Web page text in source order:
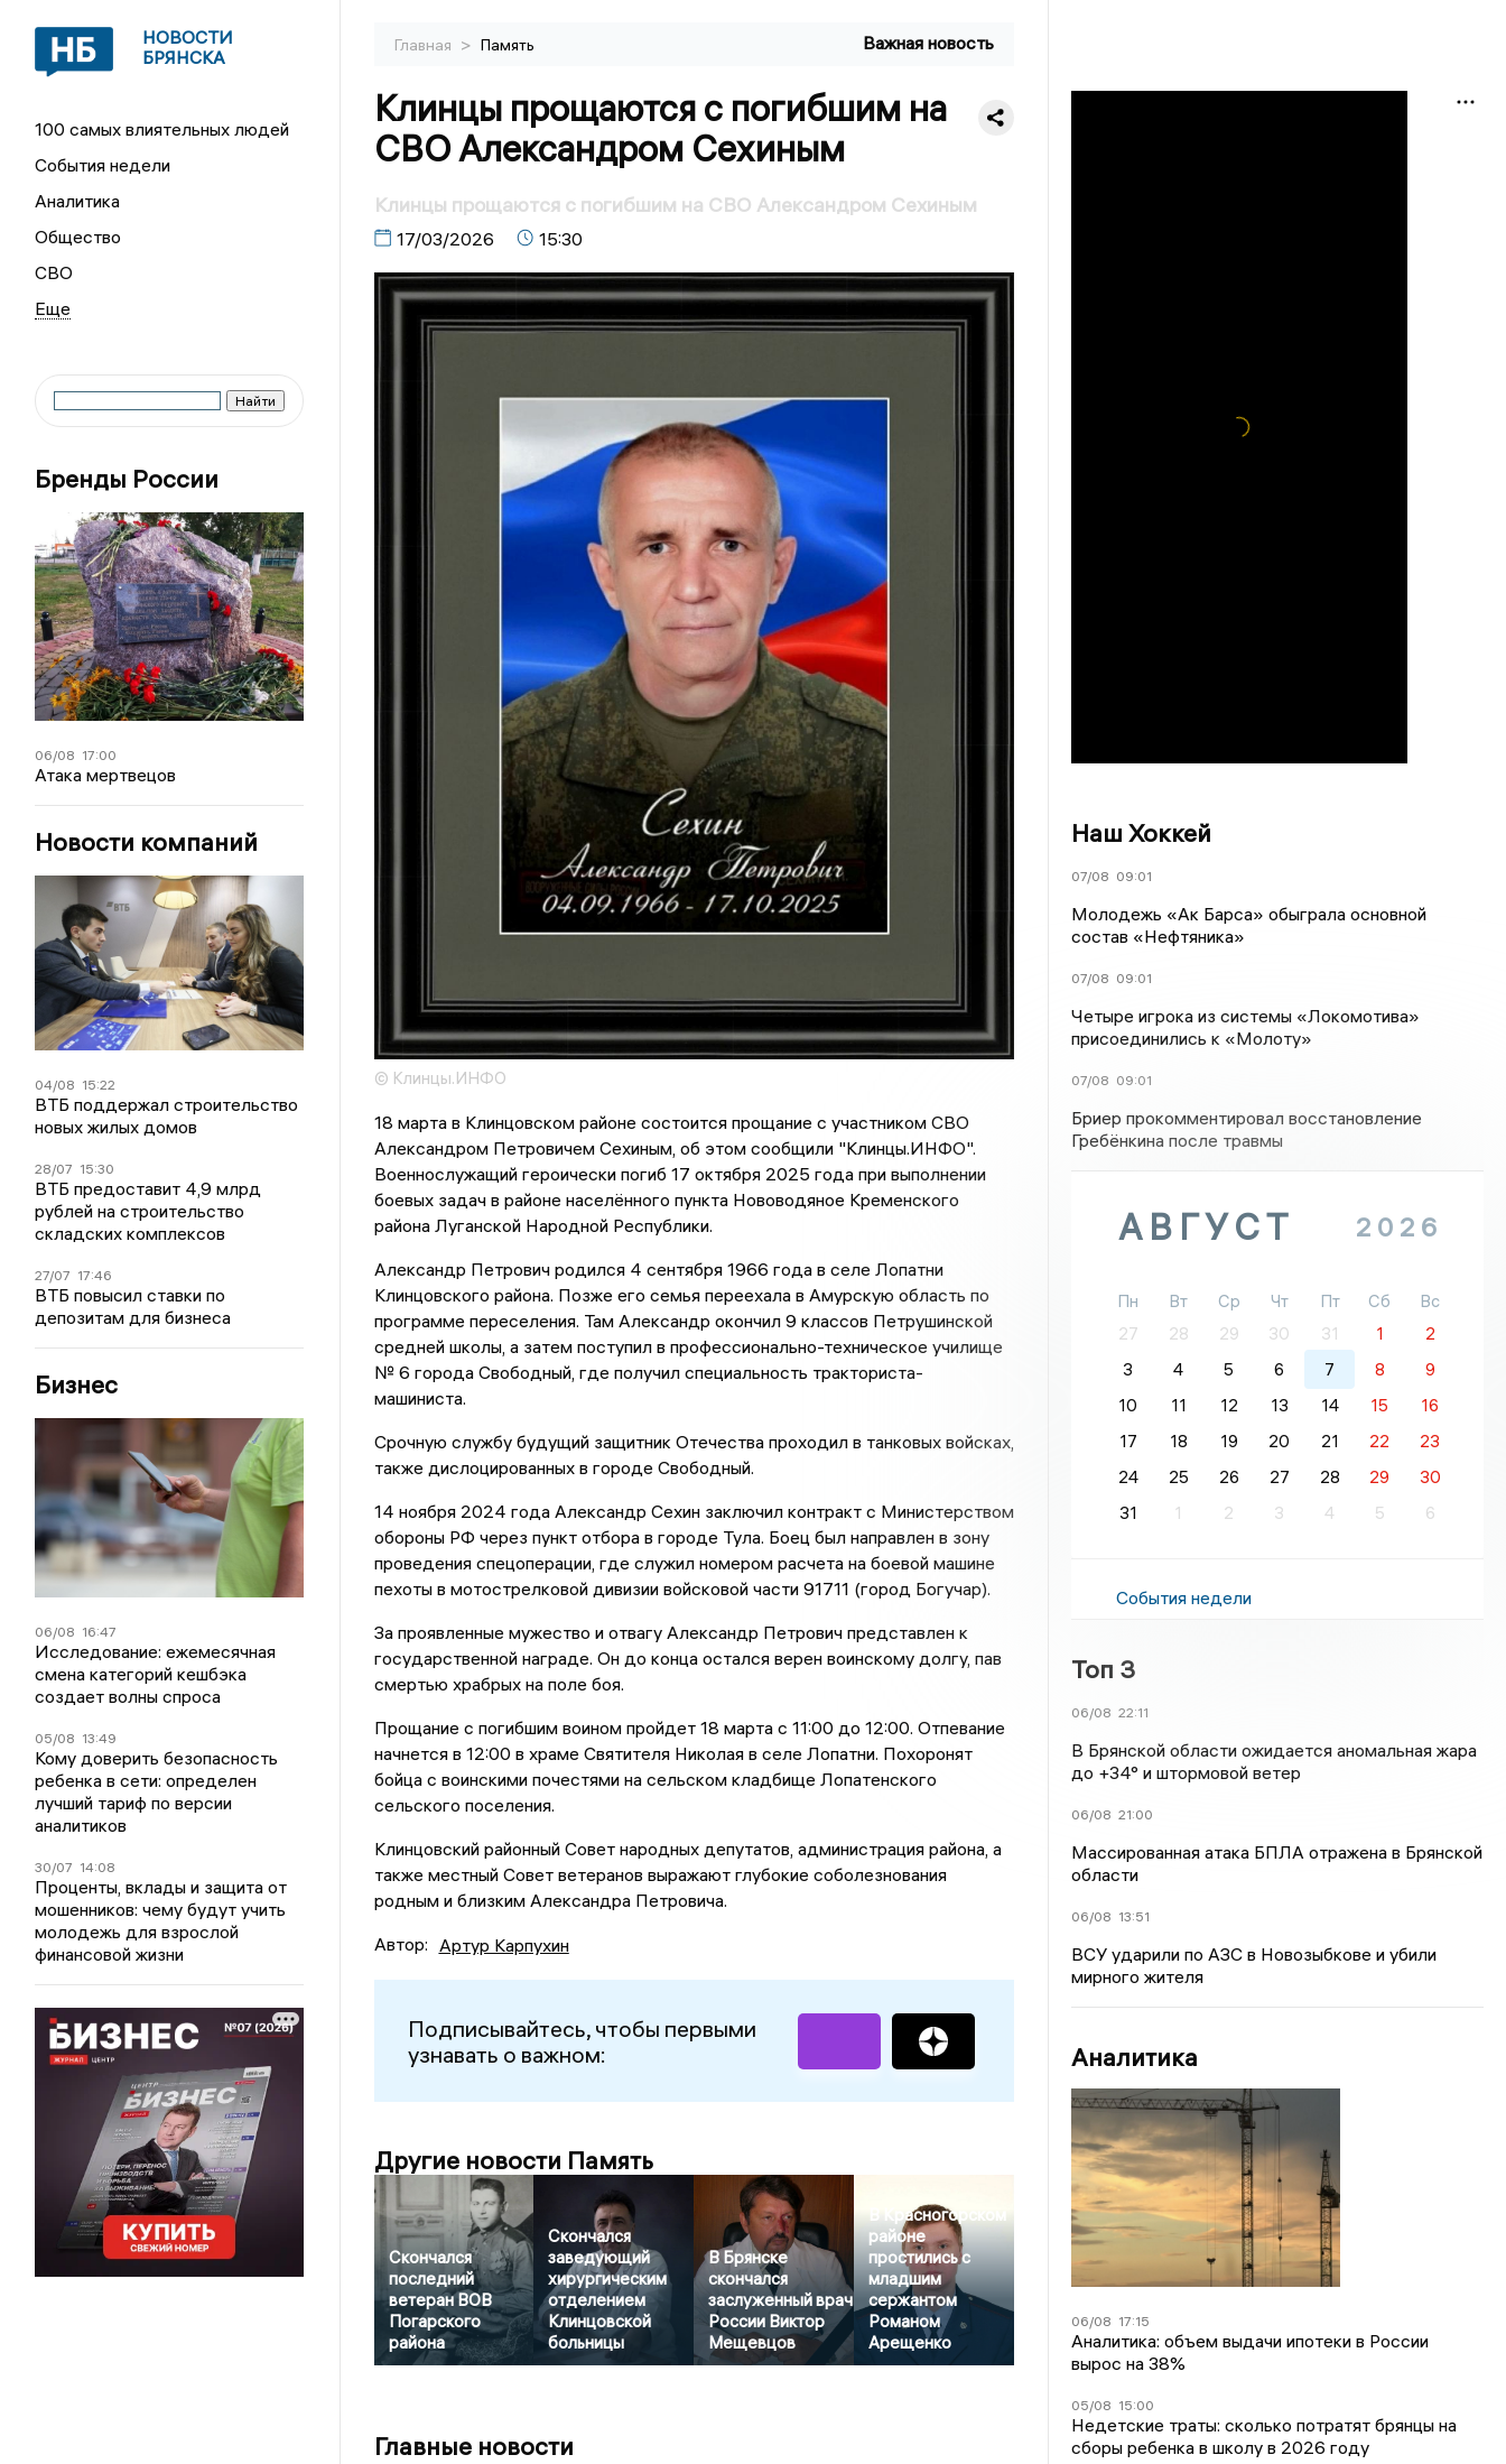
НОВОСТИ
БРЯНСКА
100 самых влиятельных людей
События недели
Аналитика
Общество
СВО
Бренды России
06/08 17:00
Атака мертвецов
Новости компаний
04/08 15:22
ВТБ поддержал строительство
новых жилых домов
28/07 15:30
ВТБ предоставит 4,9 млрд
рублей на строительство
складских комплексов
27/07 17:46
ВТБ повысил ставки по
депозитам для бизнеса
Бизнес
06/08 16:47
Исследование: ежемесячная
смена категорий кешбэка
создает волны спроса
05/08 13:49
Кому доверить безопасность
ребенка в сети: определен
лучший тариф по версии
аналитиков
30/07 14:08
Проценты, вклады и защита от
мошенников: чему будут учить
молодежь для взрослой
финансовой жизни
Главная > Память Важная новость
Клинцы прощаются с погибшим на
СВО Александром Сехиным
Клинцы прощаются с погибшим на СВО Александром Сехиным
17/03/2026 15:30
© Клинцы.ИНФО
18 марта в Клинцовском районе состоится прощание с участником СВО
Александром Петровичем Сехиным, об этом сообщили "Клинцы.ИНФО".
Военнослужащий героически погиб 17 октября 2025 года при выполнении
боевых задач в районе населённого пункта Нововодяное Кременского
района Луганской Народной Республики.
Александр Петрович родился 4 сентября 1966 года в селе Лопатни
Клинцовского района. Позже его семья переехала в Амурскую область по
программе переселения. Там Александр окончил 9 классов Петрушинской
средней школы, а затем поступил в профессионально-техническое училище
№ 6 города Свободный, где получил специальность тракториста-
машиниста.
Срочную службу будущий защитник Отечества проходил в танковых войсках,
также дислоцированных в городе Свободный.
14 ноября 2024 года Александр Сехин заключил контракт с Министерством
обороны РФ через пункт отбора в городе Тула. Боец был направлен в зону
проведения спецоперации, где служил номером расчета на боевой машине
пехоты в мотострелковой дивизии войсковой части 91711 (город Богучар).
За проявленные мужество и отвагу Александр Петрович представлен к
государственной награде. Он до конца остался верен воинскому долгу, пав
смертью храбрых на поле боя.
Прощание с погибшим воином пройдет 18 марта с 11:00 до 12:00. Отпевание
начнется в 12:00 в храме Святителя Николая в селе Лопатни. Похоронят
бойца с воинскими почестями на сельском кладбище Лопатенского
сельского поселения.
Клинцовский районный Совет народных депутатов, администрация района, а
также местный Совет ветеранов выражают глубокие соболезнования
родным и близким Александра Петровича.
Автор: Артур Карпухин
Подписывайтесь, чтобы первыми
узнавать о важном:
Другие новости Память
Скончался
последний
ветеран ВОВ
Погарского
района
Скончался
заведующий
хирургическим
отделением
Клинцовской
больницы
В Брянске
скончался
заслуженный врач
России Виктор
Мещевцов
В Красногорском
районе
простились с
младшим
сержантом
Романом
Арещенко
Главные новости
Наш Хоккей
07/08 09:01
Молодежь «Ак Барса» обыграла основной
состав «Нефтяника»
07/08 09:01
Четыре игрока из системы «Локомотива»
присоединились к «Молоту»
07/08 09:01
Бриер прокомментировал восстановление
Гребёнкина после травмы
АВГУСТ 2026
Пн Вт Ср Чт Пт Сб
Вс
27
28 29 30 31 1
2
3
4 5 6 7 8
9
10
11 12 13 14 15
16
17
18 19 20 21 22
23
24
25 26 27 28 29
30
31
1 2 3 4 5 6
События недели
Топ 3
06/08 22:11
В Брянской области ожидается аномальная жара
до +34° и штормовой ветер
06/08 21:00
Массированная атака БПЛА отражена в Брянской
области
06/08 13:51
ВСУ ударили по АЗС в Новозыбкове и убили
мирного жителя
Аналитика
06/08 17:15
Аналитика: объем выдачи ипотеки в России
вырос на 38%
05/08 15:00
Недетские траты: сколько потратят брянцы на
сборы ребенка в школу в 2026 году